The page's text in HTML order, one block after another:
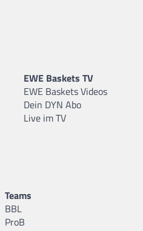
EWE Baskets TV
EWE Baskets Videos
Dein DYN Abo
Live im TV
Teams
BBL
ProB